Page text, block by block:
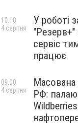
У роботі
"Резерв+"
сервіс
працює
10:10
4 серпня
Масована
РФ:
09:00
4 серпня